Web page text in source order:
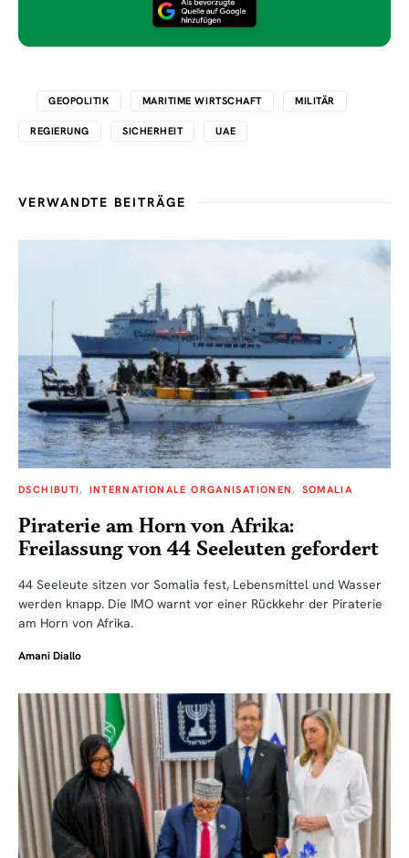
GEOPOLITIK MARITIME WIRTSCHAFT MILITÄR
REGIERUNG SICHERHEIT UAE
VERWANDTE BEITRÄGE
DSCHIBUTI INTERNATIONALE ORGANISATIONEN SOMALIA
Piraterie am Horn von Afrika:
Freilassung von 44 Seeleuten gefordert
44 Seeleute sitzen vor Somalia fest, Lebensmittel und Wasser
werden knapp. Die IMO warnt vor einer Rückkehr der Piraterie
am Horn von Afrika.
Amani Diallo